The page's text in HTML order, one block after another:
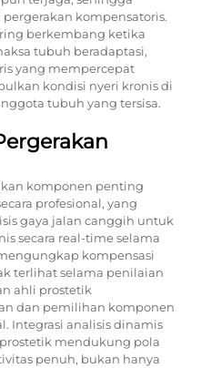
kompensatoris.
berkembang ketika
tubuh beradaptasi,
yang mempercepat
kondisi nyeri kronis di
tubuh yang tersisa.
komponen penting
profesional, yang
gaya jalan canggih untuk
secara real-time selama
kompensasi
terlihat selama penilaian
ahli prostetik
dan pemilihan komponen
Integrasi analisis dinamis
mendukung pola
penuh, bukan hanya